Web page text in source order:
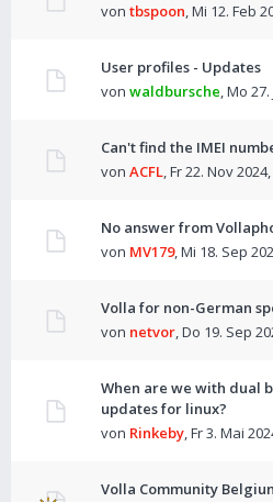
von tbspoon,Mi 12. Feb
User profiles - Updates
von waldbursche,Mo 27.
Can't find the IMEI
von ACFL,Fr 22. Nov
No answer from
von MV179,Mi 18. Sep
Volla for non-German
von netvor,Do 19. Sep
When are we with dual
updates for linux?
von Rinkeby,Fr 3. Mai
Volla Community